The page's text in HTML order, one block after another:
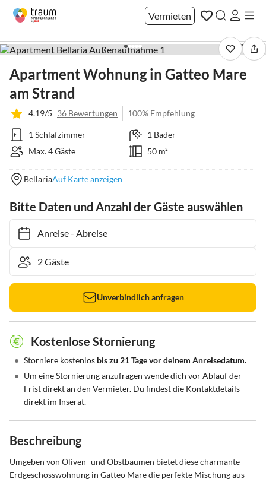
Vermieten
1 / 40
Apartment Wohnung in Gatteo Mare
am Strand
4.19/5 36 Bewertungen 100% Empfehlung
1 Schlafzimmer
1 Bäder
Max. 4 Gäste
50 m²
BellariaAuf Karte anzeigen
Bitte Daten und Anzahl der Gäste auswählen
Anreise- Abreise
Unverbindlich anfragen
Kostenlose Stornierung
• Storniere kostenlos bis zu 21 Tage vor deinem Anreisedatum.
• Um eine Stornierung anzufragen wende dich vor Ablauf der
Frist direkt an den Vermieter. Du findest die Kontaktdetails
direkt im Inserat.
Beschreibung
Umgeben von Oliven- und Obstbäumen bietet diese charmante
Erdgeschosswohnung in Gatteo Mare die perfekte Mischung aus